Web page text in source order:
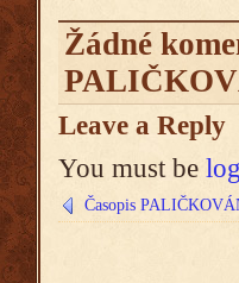
Žádné
Leave a Reply
You must be
Časopis